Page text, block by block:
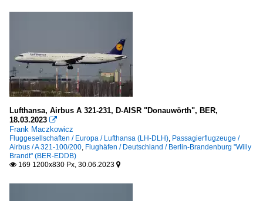
Lufthansa, Airbus A 321-231, D-AISR "Donauwörth", BER,
18.03.2023 
Frank Maczkowicz
Fluggesellschaften / Europa / Lufthansa (LH-DLH), Passagierflugzeuge /
Airbus / A 321-100/200, Flughäfen / Deutschland / Berlin-Brandenburg "Willy
Brandt" (BER-EDDB)
 169 1200x830 Px, 30.06.2023 